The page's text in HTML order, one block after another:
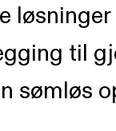
til
sømløs